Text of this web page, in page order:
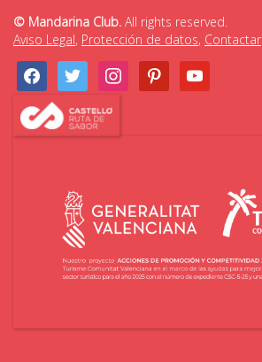
© Mandarina Club. All rights reserved.
Aviso Legal, Protección de datos, Contactar
facebooktwitter instagrampinterestyoutube